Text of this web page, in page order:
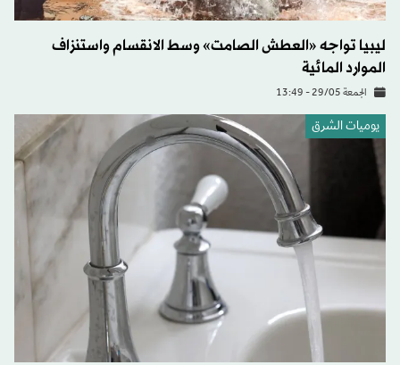
ليبيا تواجه «العطش الصامت» وسط الانقسام واستنزاف
الموارد المائية
الجمعة 29/05 - 13:49
يوميات الشرق